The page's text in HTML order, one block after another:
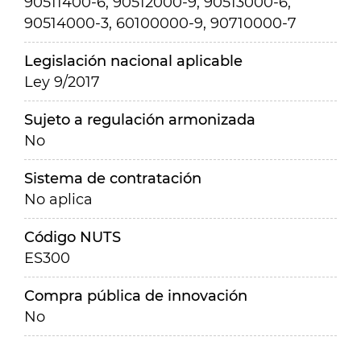
90514000-3, 60100000-9, 90710000-7
Legislación nacional aplicable
Ley 9/2017
Sujeto a regulación armonizada
No
Sistema de contratación
No aplica
Código NUTS
ES300
Compra pública de innovación
No